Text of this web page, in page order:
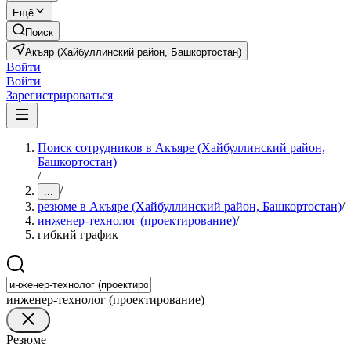
Ещё
Поиск
Акъяр (Хайбуллинский район, Башкортостан)
Войти
Войти
Зарегистрироваться
Поиск сотрудников в Акъяре (Хайбуллинский район,
Башкортостан)
/
... /
резюме в Акъяре (Хайбуллинский район, Башкортостан)/
инженер-технолог (проектирование)/
гибкий график
инженер-технолог (проектирование)
Резюме